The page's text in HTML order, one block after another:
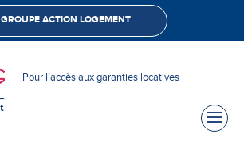
GROUPE ACTION LOGEMENT
Pour l’accès aux garanties locatives